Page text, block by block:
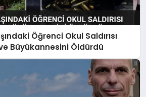
Öğrenci Okul Saldırısı
Büyükannesini Öldürdü